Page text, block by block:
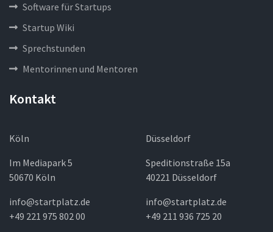
Software für Startups
Startup Wiki
Sprechstunden
Mentorinnen und Mentoren
Kontakt
Köln
Im Mediapark 5
50670 Köln
info@startplatz.de
+49 221 975 802 00
Düsseldorf
Speditionstraße 15a
40221 Düsseldorf
info@startplatz.de
+49 211 936 725 20